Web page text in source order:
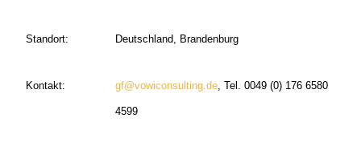
Standort: Deutschland, Brandenburg
Kontakt: gf@vowiconsulting.de, Tel. 0049 (0) 176 6580
4599